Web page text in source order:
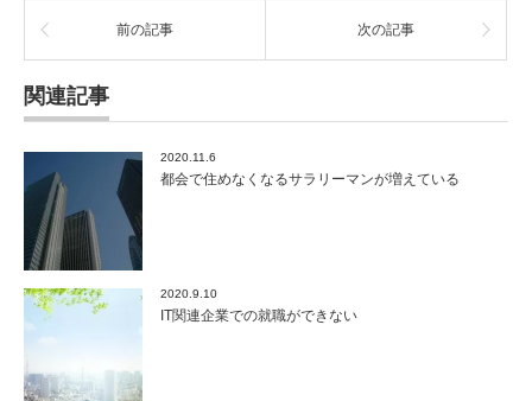
前の記事 次の記事
関連記事
2020.11.6
都会で住めなくなるサラリーマンが増えている
2020.9.10
IT関連企業での就職ができない